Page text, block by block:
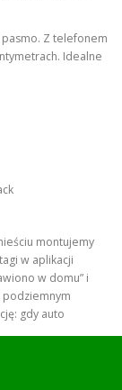
Z telefonem
Idealne
montujemy
w aplikacji
w domu” i
podziemnym
gdy auto